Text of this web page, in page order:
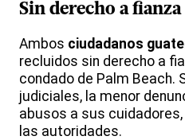
Sin derecho a fianza
Ambos ciudadanos
recluidos sin derecho a
condado de Palm Beach.
judiciales, la menor
abusos a sus
las autoridades.